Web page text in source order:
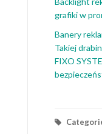
grafiki w
Banery
Takiej
FIXO